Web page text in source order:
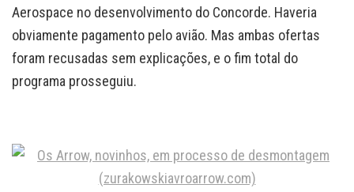
Aerospace no desenvolvimento do Concorde. Haveria
obviamente pagamento pelo avião. Mas ambas ofertas
foram recusadas sem explicações, e o fim total do
programa prosseguiu.